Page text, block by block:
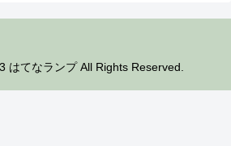
はてなランプ All Rights Reserved.